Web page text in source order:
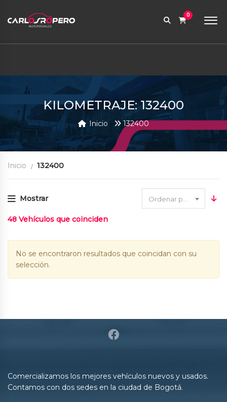
contabilidad@carlosroperoautomoviles.com
0
KILOMETRAJE: 132400
Inicio 132400
Inicio 132400
Mostrar
48 Vehículos que coinciden
No se encontraron resultados que coincidan con su
selección.
Comercializamos los mejores vehículos nuevos y usados.
Contamos con dos sedes en la ciudad de Bogotá.